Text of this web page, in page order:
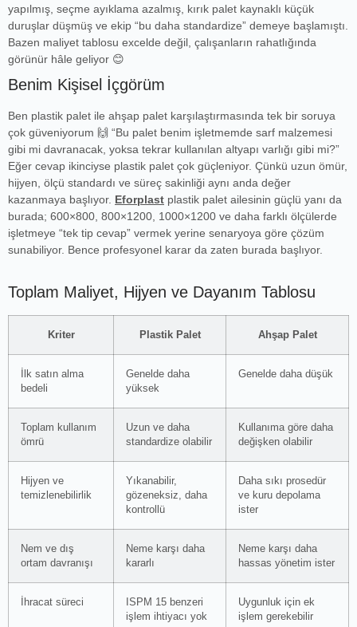
yapılmış, seçme ayıklama azalmış, kırık palet kaynaklı küçük
duruşlar düşmüş ve ekip “bu daha standardize” demeye başlamıştı.
Bazen maliyet tablosu excelde değil, çalışanların rahatlığında
görünür hâle geliyor 😊
Benim Kişisel İçgörüm
Ben plastik palet ile ahşap palet karşılaştırmasında tek bir soruya
çok güveniyorum 🙌 “Bu palet benim işletmemde sarf malzemesi
gibi mi davranacak, yoksa tekrar kullanılan altyapı varlığı gibi mi?”
Eğer cevap ikinciyse plastik palet çok güçleniyor. Çünkü uzun ömür,
hijyen, ölçü standardı ve süreç sakinliği aynı anda değer
kazanmaya başlıyor. Eforplast plastik palet ailesinin güçlü yanı da
burada; 600×800, 800×1200, 1000×1200 ve daha farklı ölçülerde
işletmeye “tek tip cevap” vermek yerine senaryoya göre çözüm
sunabiliyor. Bence profesyonel karar da zaten burada başlıyor.
Toplam Maliyet, Hijyen ve Dayanım Tablosu
Kriter Plastik Palet Ahşap Palet
İlk satın alma
bedeli
Genelde daha
yüksek
Genelde daha düşük
Toplam kullanım
ömrü
Uzun ve daha
standardize olabilir
Kullanıma göre daha
değişken olabilir
Hijyen ve
temizlenebilirlik
Yıkanabilir,
gözeneksiz, daha
kontrollü
Daha sıkı prosedür
ve kuru depolama
ister
Nem ve dış
ortam davranışı
Neme karşı daha
kararlı
Neme karşı daha
hassas yönetim ister
İhracat süreci
ISPM 15 benzeri
işlem ihtiyacı yok
Uygunluk için ek
işlem gerekebilir